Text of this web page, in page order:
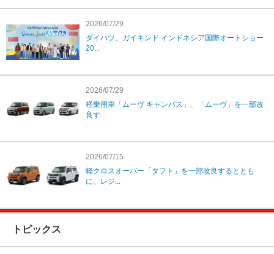
2026/07/29
ダイハツ、ガイキンド インドネシア国際オートショー
20...
2026/07/29
軽乗用車「ムーヴ キャンバス」、「ムーヴ」を一部改
良す...
2026/07/15
軽クロスオーバー「タフト」を一部改良するととも
に、レジ...
トピックス